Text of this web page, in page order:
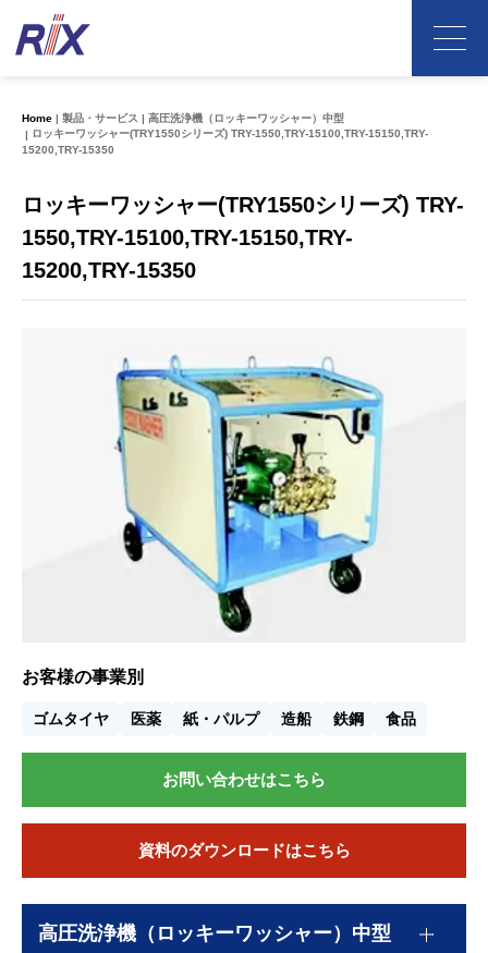
Home 製品・サービス
高圧洗浄機（ロッキーワッシャー）中型
ロッキーワッシャー(TRY1550シリーズ) TRY-1550,TRY-15100,TRY-15150,TRY-
15200,TRY-15350
ロッキーワッシャー(TRY1550シリーズ) TRY-
1550,TRY-15100,TRY-15150,TRY-
15200,TRY-15350
お客様の事業別
ゴムタイヤ 医薬 紙・パルプ 造船 鉄鋼 食品
お問い合わせはこちら
資料のダウンロードはこちら
高圧洗浄機（ロッキーワッシャー）中型